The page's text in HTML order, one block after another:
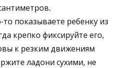
то показываете ребенку из
крепко фиксируйте его,
к резким движениям
ладони сухими, не